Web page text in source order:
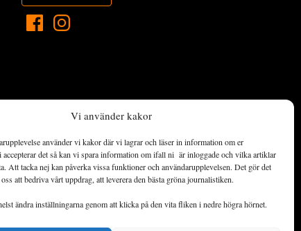
Vi använder kakor
använder vi kakor där vi lagrar och läser in information om er
accepterar det så kan vi spara information om ifall ni är inloggade och vilka artiklar
Att tacka nej kan påverka vissa funktioner och användarupplevelsen. Det gör det
att bedriva vårt uppdrag, att leverera den bästa gröna journalistiken.
ändra inställningarna genom att klicka på den vita fliken i nedre högra hörnet.
som händer
hållbart